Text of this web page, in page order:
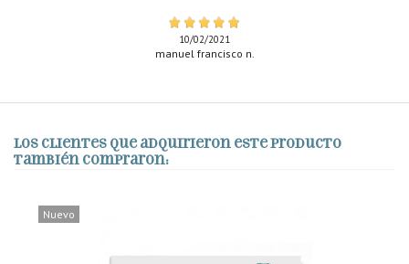
10/02/2021
manuel francisco n.
Los clientes que adquirieron este producto
también compraron:
Nuevo